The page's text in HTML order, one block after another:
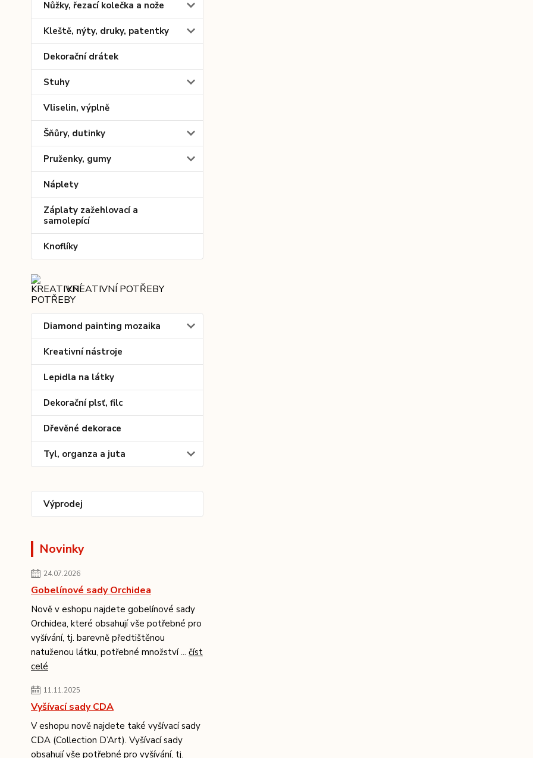
Nůžky, řezací kolečka a nože
Kleště, nýty, druky, patentky
Dekorační drátek
Stuhy
Vliselin, výplně
Šňůry, dutinky
Pruženky, gumy
Náplety
Záplaty zažehlovací a
samolepící
Knoflíky
KREATIVNÍ POTŘEBY
Diamond painting mozaika
Kreativní nástroje
Lepidla na látky
Dekorační plsť, filc
Dřevěné dekorace
Tyl, organza a juta
Výprodej
Novinky
24.07.2026
Gobelínové sady Orchidea
Nově v eshopu najdete gobelínové sady
Orchidea, které obsahují vše potřebné pro
vyšívání, tj. barevně předtištěnou
natuženou látku, potřebné množství ... číst
celé
11.11.2025
Vyšívací sady CDA
V eshopu nově najdete také vyšívací sady
CDA (Collection D’Art). Vyšívací sady
obsahují vše potřebné pro vyšívání, tj.